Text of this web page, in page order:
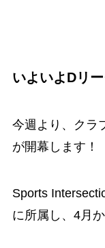
いよいよDリ
今週より、クラ
が開幕します！
Sports
に所属し、4月